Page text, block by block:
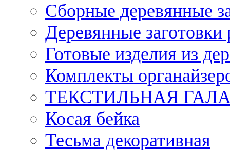
Сборные деревянные
Деревянные заготовки
Готовые изделия из
Комплекты
ТЕКСТИЛЬНАЯ
Косая бейка
Тесьма декоративная